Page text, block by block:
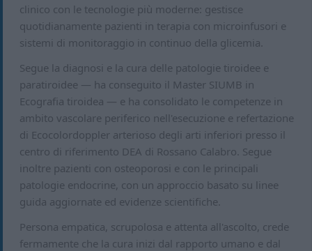
clinico con le tecnologie più moderne: gestisce
quotidianamente pazienti in terapia con microinfusori e
sistemi di monitoraggio in continuo della glicemia.
Segue la diagnosi e la cura delle patologie tiroidee e
paratiroidee — ha conseguito il Master SIUMB in
Ecografia tiroidea — e ha consolidato le competenze in
ambito vascolare periferico nell'esecuzione e refertazione
di Ecocolordoppler arterioso degli arti inferiori presso il
centro di riferimento DEA di Rossano Calabro. Segue
inoltre pazienti con osteoporosi e con le principali
patologie endocrine, con un approccio basato su linee
guida aggiornate ed evidenze scientifiche.
Persona empatica, scrupolosa e attenta all'ascolto, crede
fermamente che la cura inizi dal rapporto umano e dal